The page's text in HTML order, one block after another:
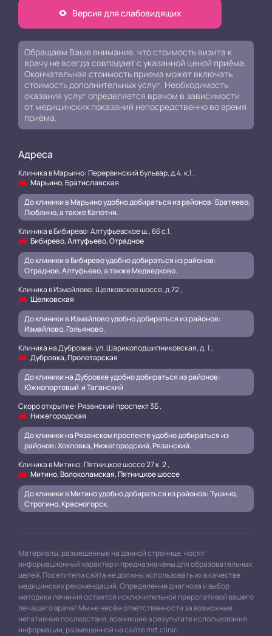
Версия для слабовидящих
Обращаем Ваше внимание, что стоимость визита к
врачу не всегда совпадает с указанной ценой приёма.
Окончательная стоимость приема может включать
стоимость дополнительных услуг. Необходимость
оказания услуг определяется врачом в зависимости
от медицинских показаний непосредственно во время
приёма.
Адреса
Клиника в Марьино: Перервинский бульвар, д.4. к.1 ,
Марьино, Братиславская
До клиники в Марьино удобно добираться из районов: Братеево,
Люблино, а также Капотня.
Клиника в Бибирево: Алтуфьевское ш., 66 с.1,
Бибирево, Алтуфьево, Отрадное
До клиники в Бибирево удобно добираться из районов:
Отрадное, Алтуфьево, а также Медведково.
Клиника в Измайлово: Щелковское шоссе, д.72 ,
Щелковская
До клиники в Измайлово удобно добираться из районов:
Измайлово, Гольяново.
Клиника на Дубровке: ул. Шарикоподшипниковская, д. 1 ,
Дубровка, Пролетарская
До клиники на Дубровке удобно добираться из районов:
Южнопортовый и Таганский.
Скоро открытие: Рязанский проспект 3Б ,
Нижегородская
До клиники на Рязанском проспекте удобно добираться из
районов: Хохловка, Нижегородский, Рязанский..
Клиника в Митино: Пятницкое шоссе 27 к. 2 ,
Митино, Волоколамская, Пятницкое шоссе
До клиники в Митино удобно добираться из районов: Тушино,
Строгино, Красногорск.
Материалы, размещенные на данной странице, носят
информационный характер и предназначены для образовательных
целей. Посетители сайта не должны использовать их в качестве
медицинских рекомендаций. Определение диагноза и выбор
методики лечения остается исключительной прерогативой вашего
лечащего врача! Мы не несём ответственности за возможные
негативные последствия, возникшие в результате использования
информации, размещенной на сайте mrt.clinic.